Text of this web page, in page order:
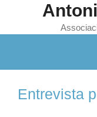
contingut
Entrevista